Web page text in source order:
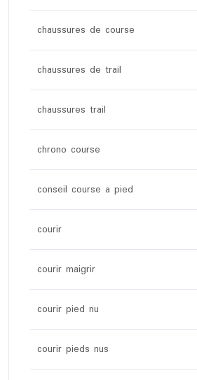
chaussures de course
chaussures de trail
chaussures trail
chrono course
conseil course a pied
courir
courir maigrir
courir pied nu
courir pieds nus